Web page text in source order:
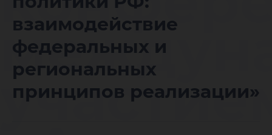
взаимодействие
федеральных и
региональных
принципов реализации»